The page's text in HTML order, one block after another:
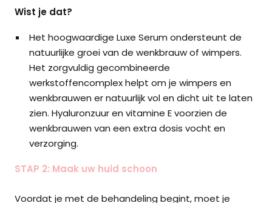
Wist je dat?
Het hoogwaardige Luxe Serum ondersteunt de
natuurlijke groei van de wenkbrauw of wimpers.
Het zorgvuldig gecombineerde
werkstoffencomplex helpt om je wimpers en
wenkbrauwen er natuurlijk vol en dicht uit te laten
zien. Hyaluronzuur en vitamine E voorzien de
wenkbrauwen van een extra dosis vocht en
verzorging.
STAP 2: Maak uw huid schoon
Voordat je met de behandeling begint, moet je